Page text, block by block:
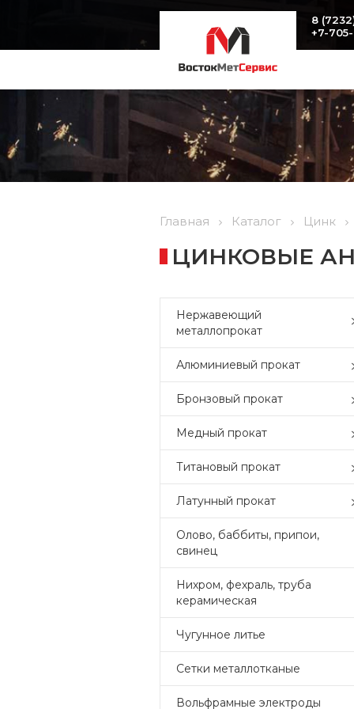
8
+7-
Главная Каталог Цинк
ЦИНКОВЫЕ
Нержавеющий
металлопрокат
Алюминиевый прокат
Бронзовый прокат
Медный прокат
Титановый прокат
Латунный прокат
Олово, баббиты, припои,
свинец
Нихром, фехраль, труба
керамическая
Чугунное литье
Сетки металлотканые
Вольфрамные электроды